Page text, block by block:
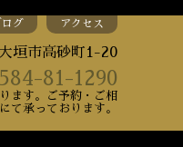
ログ アクセス
垣市高砂町1-20
81-1290
ます。ご予約・ご相
て承っております。